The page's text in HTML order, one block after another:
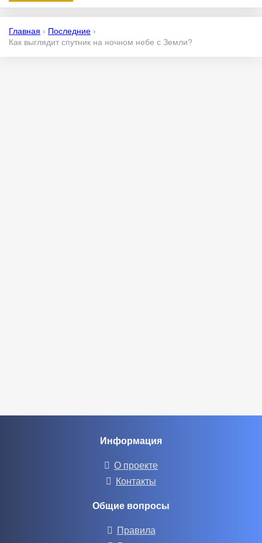
Главная › Последние ›
Как выглядит спутник на ночном небе с Земли?
Информация
О проекте
Контакты
Общие вопросы
Правила